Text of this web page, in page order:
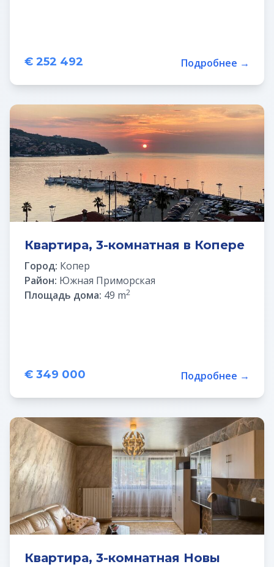
€ 252 492 Подробнее →
Квартира, 3-комнатная в Копере
Город: Копер
Район: Южная Приморская
Площадь дома: 49 m2
€ 349 000 Подробнее →
Квартира, 3-комнатная Новы